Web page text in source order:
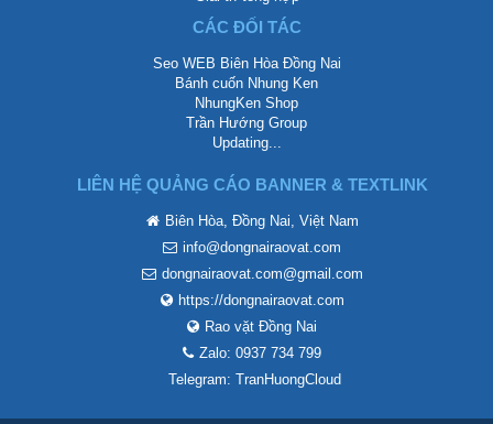
CÁC ĐỐI TÁC
Seo WEB Biên Hòa Đồng Nai
Bánh cuốn Nhung Ken
NhungKen Shop
Trần Hướng Group
Updating...
LIÊN HỆ QUẢNG CÁO BANNER & TEXTLINK
Biên Hòa, Đồng Nai, Việt Nam
info@dongnairaovat.com
dongnairaovat.com@gmail.com
https://dongnairaovat.com
Rao vặt Đồng Nai
Zalo: 0937 734 799
Telegram: TranHuongCloud